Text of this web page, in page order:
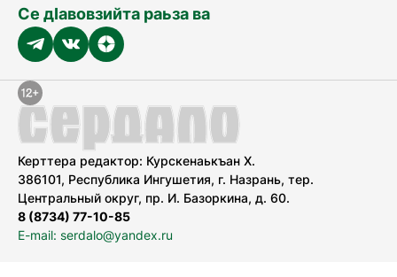
Се дӀавовзийта раьза ва
Керттера редактор: Курскенаькъан Х.
386101, Республика Ингушетия, г. Назрань, тер.
Центральный округ, пр. И. Базоркина, д. 60.
8 (8734) 77-10-85
E-mail: serdalo@yandex.ru